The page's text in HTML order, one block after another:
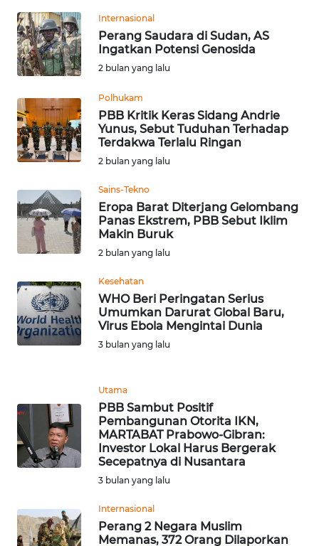
Internasional
Perang Saudara di Sudan, AS
Ingatkan Potensi Genosida
2 bulan yang lalu
Polhukam
PBB Kritik Keras Sidang Andrie
Yunus, Sebut Tuduhan Terhadap
Terdakwa Terlalu Ringan
2 bulan yang lalu
Sains-Tekno
Eropa Barat Diterjang Gelombang
Panas Ekstrem, PBB Sebut Iklim
Makin Buruk
2 bulan yang lalu
Kesehatan
WHO Beri Peringatan Serius
Umumkan Darurat Global Baru,
Virus Ebola Mengintai Dunia
3 bulan yang lalu
Utama
PBB Sambut Positif
Pembangunan Otorita IKN,
MARTABAT Prabowo-Gibran:
Investor Lokal Harus Bergerak
Secepatnya di Nusantara
3 bulan yang lalu
Internasional
Perang 2 Negara Muslim
Memanas, 372 Orang Dilaporkan
Wahana
News
Regional
SUMUT
WN
JAKARTA
JABAR
WN
BANTEN
WN
NTT
WN
PAPUA
WN
PAPUA
WN
RIAU